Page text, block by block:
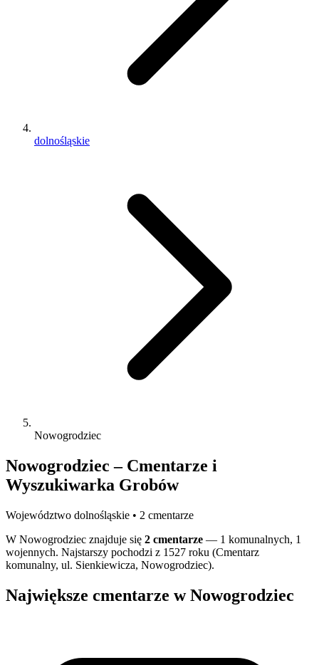
dolnośląskie
Nowogrodziec
Nowogrodziec – Cmentarze i
Wyszukiwarka Grobów
Województwo dolnośląskie • 2 cmentarze
W Nowogrodziec znajduje się 2 cmentarze — 1 komunalnych, 1
wojennych. Najstarszy pochodzi z 1527 roku (Cmentarz
komunalny, ul. Sienkiewicza, Nowogrodziec).
Największe cmentarze w Nowogrodziec